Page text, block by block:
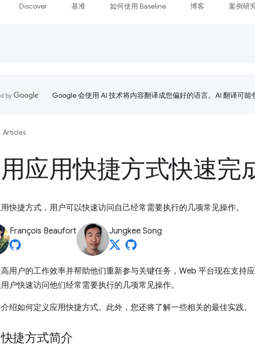
Discover 基准 如何使用 Baseline 博客 案例研
Google 会使用 AI 技术将内容翻译成您偏好的语言。AI 翻译可能
Articles
应用快捷方式快速完
快捷方式，用户可以快速访问自己经常需要执行的几项常见操作。
François Beaufort Jungkee Song
用户的工作效率并帮助他们重新参与关键任务，Web 平台现在支持
户快速访问他们经常需要执行的几项常见操作。
绍如何定义应用快捷方式。此外，您还将了解一些相关的最佳实践。
捷方式简介